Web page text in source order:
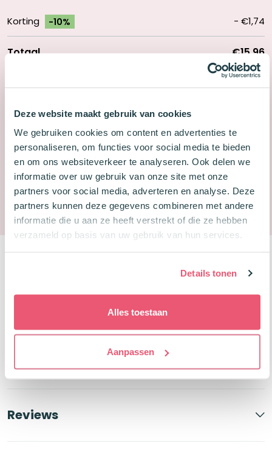
Deze website maakt gebruik van cookies
We gebruiken cookies om content en advertenties te
personaliseren, om functies voor social media te bieden
en om ons websiteverkeer te analyseren. Ook delen we
informatie over uw gebruik van onze site met onze
partners voor social media, adverteren en analyse. Deze
partners kunnen deze gegevens combineren met andere
informatie die u aan ze heeft verstrekt of die ze hebben
verzameld op basis van uw gebruik van hun services.
Details tonen
Alles toestaan
Aanpassen
Korting -10% - €1,74
Totaal €15,96
Flashcards
Pakket
A7
300
Pastel
aantal
Nu besteld, overmorgen in huis
Gratis verzending NL vanaf €25,-
Gratis verzending BE vanaf €50,-
30 dagen gratis retour
Je verdient160 spaarpunten
Productbeschrijving
Reviews